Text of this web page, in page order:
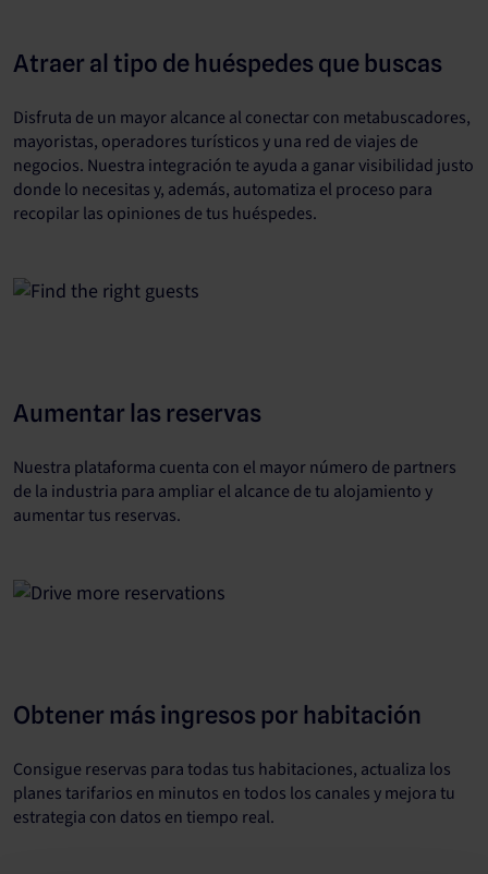
Atraer al tipo de huéspedes que buscas
Disfruta de un mayor alcance al conectar con metabuscadores,
mayoristas, operadores turísticos y una red de viajes de
negocios. Nuestra integración te ayuda a ganar visibilidad justo
donde lo necesitas y, además, automatiza el proceso para
recopilar las opiniones de tus huéspedes.
Aumentar las reservas
Nuestra plataforma cuenta con el mayor número de partners
de la industria para ampliar el alcance de tu alojamiento y
aumentar tus reservas.
Obtener más ingresos por habitación
Consigue reservas para todas tus habitaciones, actualiza los
planes tarifarios en minutos en todos los canales y mejora tu
estrategia con datos en tiempo real.